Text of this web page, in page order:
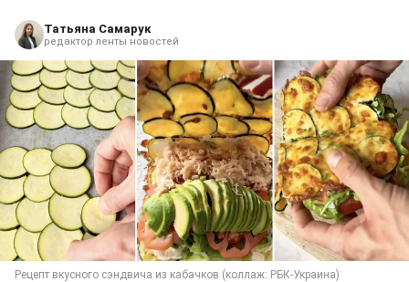
Татьяна Самарук
редактор ленты новостей
Рецепт вкусного сэндвича из кабачков (коллаж: РБК-Украина)